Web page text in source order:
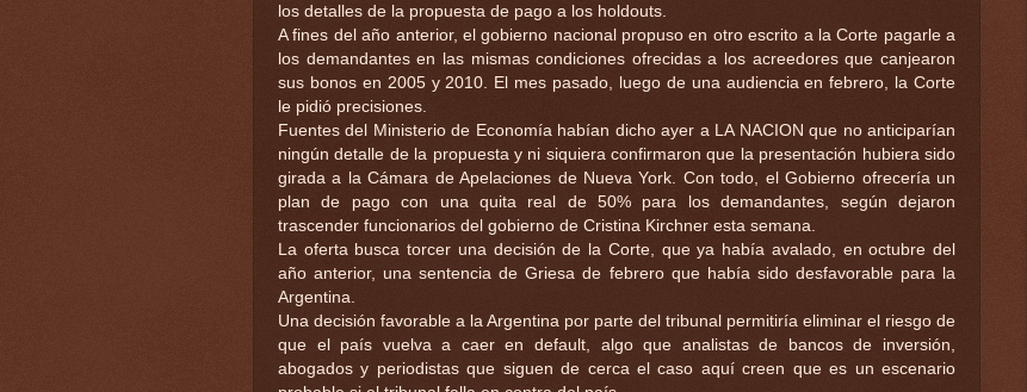
los detalles de la propuesta de pago a los holdouts.
A fines del año anterior, el gobierno nacional propuso en otro escrito a la Corte pagarle a
los demandantes en las mismas condiciones ofrecidas a los acreedores que canjearon
sus bonos en 2005 y 2010. El mes pasado, luego de una audiencia en febrero, la Corte
le pidió precisiones.
Fuentes del Ministerio de Economía habían dicho ayer a LA NACION que no anticiparían
ningún detalle de la propuesta y ni siquiera confirmaron que la presentación hubiera sido
girada a la Cámara de Apelaciones de Nueva York. Con todo, el Gobierno ofrecería un
plan de pago con una quita real de 50% para los demandantes, según dejaron
trascender funcionarios del gobierno de Cristina Kirchner esta semana.
La oferta busca torcer una decisión de la Corte, que ya había avalado, en octubre del
año anterior, una sentencia de Griesa de febrero que había sido desfavorable para la
Argentina.
Una decisión favorable a la Argentina por parte del tribunal permitiría eliminar el riesgo de
que el país vuelva a caer en default, algo que analistas de bancos de inversión,
abogados y periodistas que siguen de cerca el caso aquí creen que es un escenario